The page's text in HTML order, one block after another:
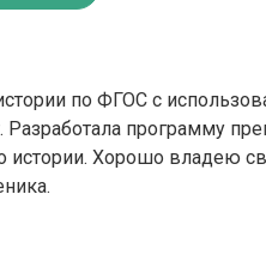
по ФГОС с
программу
истории. Хорошо владею